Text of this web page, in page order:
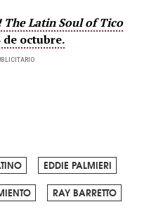
Latin Soul of Tico
de octubre.
EDDIE PALMIERI
RAY BARRETTO